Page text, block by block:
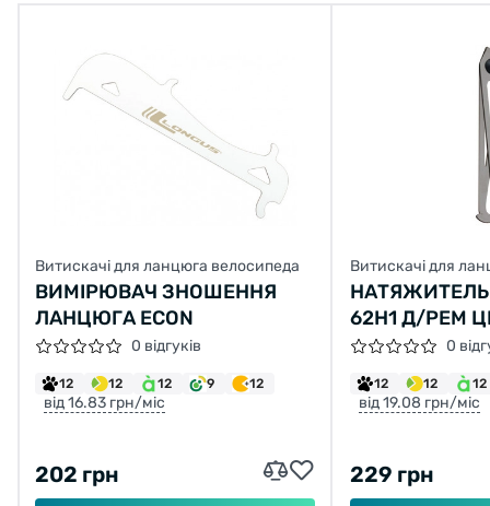
Витискачі для ланцюга велосипеда
ВИМІРЮВАЧ ЗНОШЕННЯ
ЛАНЦЮГА ECON
0 відгуків
12 12 12 9 12
від 16.83 грн/міс
202 грн
Витискачі для
НАТЯЖИТЕЛЬ
62H1 Д/РЕМ
СКЛАДНОЙ
0
12 12 12
від 19.08 грн/міс
229 грн